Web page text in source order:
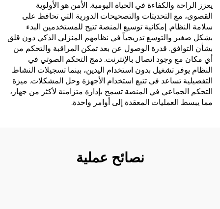
يعزز الراحة والكفاءة في الحياة اليومية. الأمن هو الأولوية
القصوى، مع التحديثات والتصحيحات الدورية التي تحافظ على
سلامة النظام. إمكانية توسيع المنصة تتيح للمستخدمين البدء
بشكل صغير والتوسع تدريجياً في نظامهم المنزلي الذكي دون قلق
بشأن التوافق. قدرة الوصول عن بعد تمكن المراقبة والتحكم من
أي مكان مع وجود اتصال بالإنترنت. دمج التحكم الصوتي في
النظام يوفر تشغيل بدون استخدام اليدين، بينما تسجيلات النشاط
التفصيلية تساعد في تتبع استخدام الأجهزة وحل المشكلات. ميزة
التحكم الجماعي في المنصة تسمح بإدارة متزامنة لأكثر من جهاز،
مما يبسط العمليات المعقدة إلى أوامر واحدة.
نصائح عملية